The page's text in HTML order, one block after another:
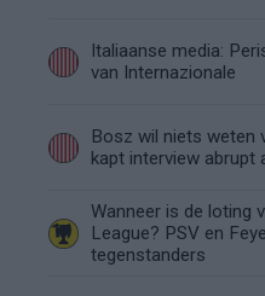
Italiaanse media:
van Internazionale
Bosz wil niets weten
kapt interview abrupt
Wanneer is de loting
League? PSV en
tegenstanders